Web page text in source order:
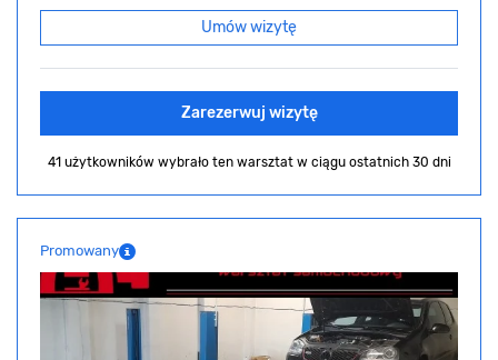
Umów wizytę
Zarezerwuj wizytę
41 użytkowników wybrało ten warsztat w ciągu ostatnich 30 dni
Promowany